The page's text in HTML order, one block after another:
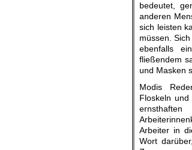
bedeutet,
anderen
sich leisten
müssen.
ebenfalls
fließendem
und Masken
Modis
Floskeln
Arbeiter in
Wort